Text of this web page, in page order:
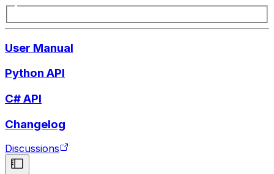
User Manual
Python API
C# API
Changelog
Discussions